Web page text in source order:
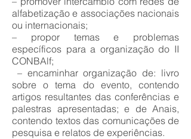
alfabetização e associações nacionais
ou internacionais;
– propor temas e problemas
específicos para a organização do II
CONBAlf;
– encaminhar organização de: livro
sobre o tema do evento, contendo
artigos resultantes das conferências e
palestras apresentadas; e de Anais,
contendo textos das comunicações de
pesquisa e relatos de experiências.